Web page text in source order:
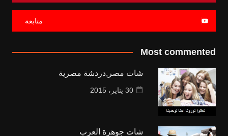
متابعة
Most commented
شات مصر,دردشة مصرية
30 يناير، 2015
شات جوهرة العرب